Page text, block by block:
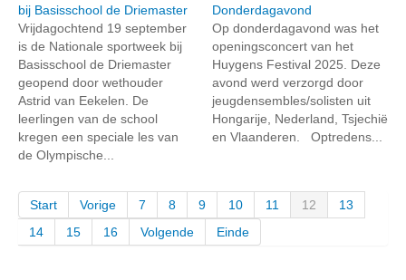
bij Basisschool de Driemaster
Vrijdagochtend 19 september
is de Nationale sportweek bij
Basisschool de Driemaster
geopend door wethouder
Astrid van Eekelen. De
leerlingen van de school
kregen een speciale les van
de Olympische...
Donderdagavond
Op donderdagavond was het
openingsconcert van het
Huygens Festival 2025. Deze
avond werd verzorgd door
jeugdensembles/solisten uit
Hongarije, Nederland, Tsjechië
en Vlaanderen. Optredens...
Start Vorige 7 8 9 10 11 12
13
14
15 16 Volgende Einde